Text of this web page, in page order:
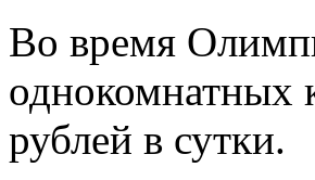
Во время
однокомнатных
рублей в сутки.